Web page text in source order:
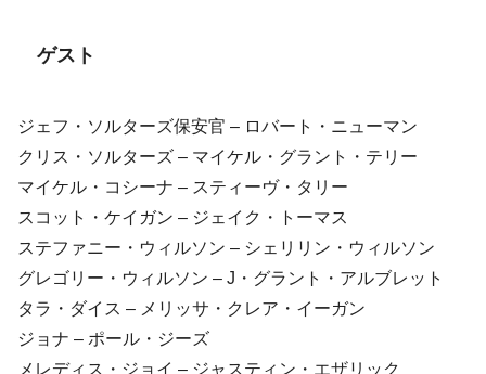
ゲスト
ジェフ・ソルターズ保安官 – ロバート・ニューマン
クリス・ソルターズ – マイケル・グラント・テリー
マイケル・コシーナ – スティーヴ・タリー
スコット・ケイガン – ジェイク・トーマス
ステファニー・ウィルソン – シェリリン・ウィルソン
グレゴリー・ウィルソン – J・グラント・アルブレット
タラ・ダイス – メリッサ・クレア・イーガン
ジョナ – ポール・ジーズ
メレディス・ジョイ – ジャスティン・エザリック